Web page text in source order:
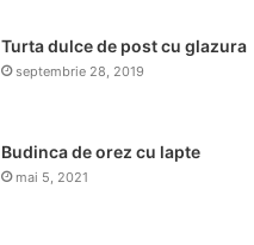
Turta dulce de post cu glazura
septembrie 28, 2019
Budinca de orez cu lapte
mai 5, 2021